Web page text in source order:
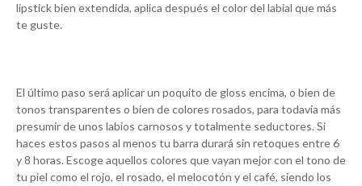
lipstick bien extendida, aplica después el color del labial que más
te guste.
El último paso será aplicar un poquito de gloss encima, o bien de
tonos transparentes o bien de colores rosados, para todavía más
presumir de unos labios carnosos y totalmente seductores. Si
haces estos pasos al menos tu barra durará sin retoques entre 6
y 8 horas. Escoge aquellos colores que vayan mejor con el tono de
tu piel como el rojo, el rosado, el melocotón y el café, siendo los